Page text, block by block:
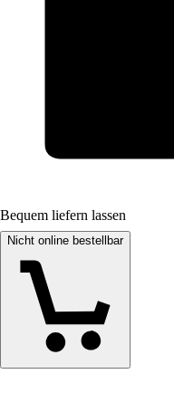
Bequem liefern lassen
Nicht online bestellbar